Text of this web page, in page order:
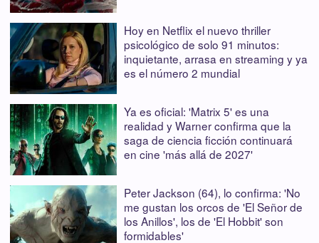
Hoy en Netflix el nuevo thriller
psicológico de solo 91 minutos:
inquietante, arrasa en streaming y ya
es el número 2 mundial
Ya es oficial: 'Matrix 5' es una
realidad y Warner confirma que la
saga de ciencia ficción continuará
en cine 'más allá de 2027'
Peter Jackson (64), lo confirma: 'No
me gustan los orcos de 'El Señor de
los Anillos', los de 'El Hobbit' son
formidables'